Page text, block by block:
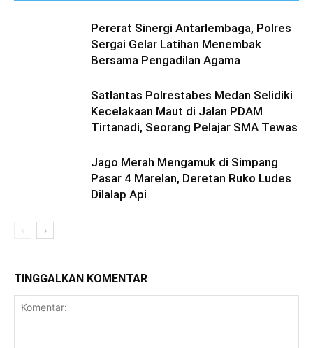
Pererat Sinergi Antarlembaga, Polres
Sergai Gelar Latihan Menembak
Bersama Pengadilan Agama
Satlantas Polrestabes Medan Selidiki
Kecelakaan Maut di Jalan PDAM
Tirtanadi, Seorang Pelajar SMA Tewas
Jago Merah Mengamuk di Simpang
Pasar 4 Marelan, Deretan Ruko Ludes
Dilalap Api
TINGGALKAN KOMENTAR